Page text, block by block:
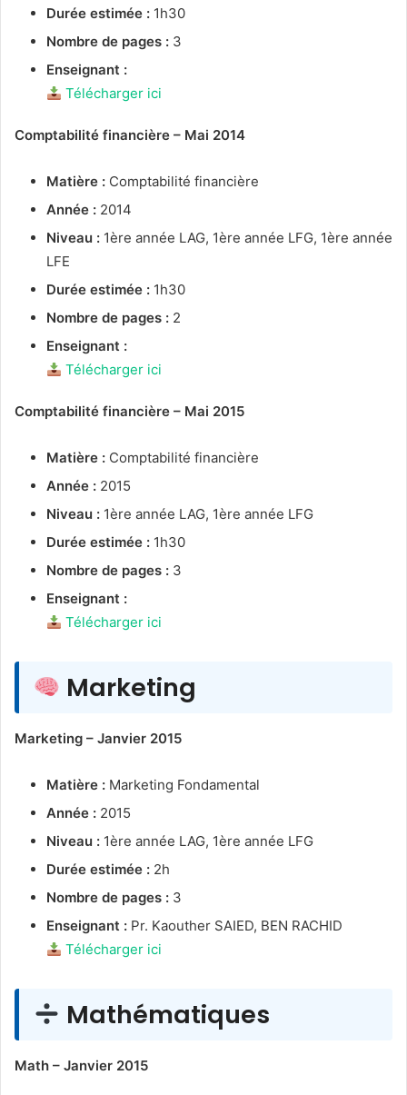
Durée estimée : 1h30
Nombre de pages : 3
Enseignant :
Télécharger ici
Comptabilité financière – Mai 2014
Matière : Comptabilité financière
Année : 2014
Niveau : 1ère année LAG, 1ère année LFG, 1ère année
LFE
Durée estimée : 1h30
Nombre de pages : 2
Enseignant :
Télécharger ici
Comptabilité financière – Mai 2015
Matière : Comptabilité financière
Année : 2015
Niveau : 1ère année LAG, 1ère année LFG
Durée estimée : 1h30
Nombre de pages : 3
Enseignant :
Télécharger ici
Marketing
Marketing – Janvier 2015
Matière : Marketing Fondamental
Année : 2015
Niveau : 1ère année LAG, 1ère année LFG
Durée estimée : 2h
Nombre de pages : 3
Enseignant : Pr. Kaouther SAIED, BEN RACHID
Télécharger ici
Mathématiques
Math – Janvier 2015